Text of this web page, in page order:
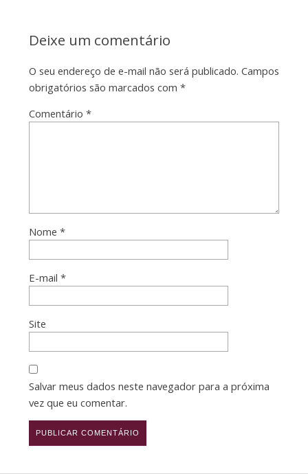
Deixe um comentário
O seu endereço de e-mail não será publicado. Campos
obrigatórios são marcados com *
Comentário *
Nome *
E-mail *
Site
Salvar meus dados neste navegador para a próxima
vez que eu comentar.